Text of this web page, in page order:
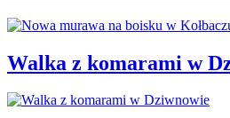
Walka z komarami w